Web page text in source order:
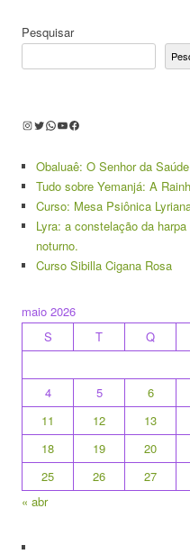
Pesquisar
Instagram
Twitter
WhatsApp
Youtube
Facebook
Obaluaê: O Senhor da
Tudo sobre Yemanjá: A
Curso: Mesa Psiônica
Lyra: a constelação da
noturno.
Curso Sibilla Cigana Rosa
maio 2026
S
T Q
4
5 6
11
12 13
18
19 20
25
26 27
« abr